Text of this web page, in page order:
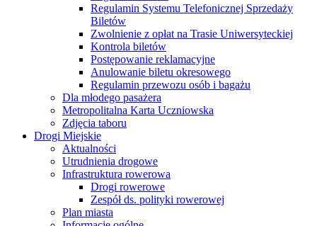
Regulamin Systemu Telefonicznej Sprzedaży
Biletów
Zwolnienie z opłat na Trasie Uniwersyteckiej
Kontrola biletów
Postępowanie reklamacyjne
Anulowanie biletu okresowego
Regulamin przewozu osób i bagażu
Dla młodego pasażera
Metropolitalna Karta Uczniowska
Zdjęcia taboru
Drogi Miejskie
Aktualności
Utrudnienia drogowe
Infrastruktura rowerowa
Drogi rowerowe
Zespół ds. polityki rowerowej
Plan miasta